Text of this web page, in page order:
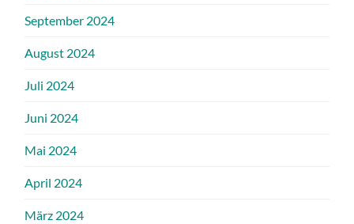
September 2024
August 2024
Juli 2024
Juni 2024
Mai 2024
April 2024
März 2024